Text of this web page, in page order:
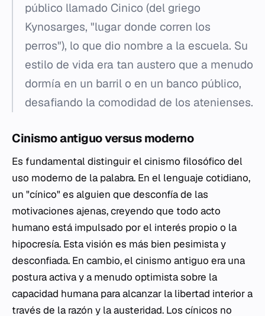
público llamado Cinico (del griego
Kynosarges, "lugar donde corren los
perros"), lo que dio nombre a la escuela. Su
estilo de vida era tan austero que a menudo
dormía en un barril o en un banco público,
desafiando la comodidad de los atenienses.
Cinismo antiguo versus moderno
Es fundamental distinguir el cinismo filosófico del
uso moderno de la palabra. En el lenguaje cotidiano,
un "cínico" es alguien que desconfía de las
motivaciones ajenas, creyendo que todo acto
humano está impulsado por el interés propio o la
hipocresía. Esta visión es más bien pesimista y
desconfiada. En cambio, el cinismo antiguo era una
postura activa y a menudo optimista sobre la
capacidad humana para alcanzar la libertad interior a
través de la razón y la austeridad. Los cínicos no